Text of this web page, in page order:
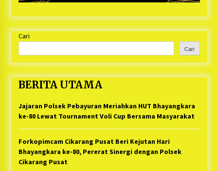
Cari
Cari
BERITA UTAMA
Jajaran Polsek Pebayuran Meriahkan HUT Bhayangkara
ke-80 Lewat Tournament Voli Cup Bersama Masyarakat
Forkopimcam Cikarang Pusat Beri Kejutan Hari
Bhayangkara ke-80, Pererat Sinergi dengan Polsek
Cikarang Pusat